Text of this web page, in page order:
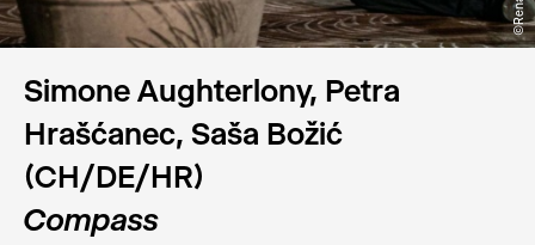
Simone Aughterlony, Petra
Hrašćanec, Saša Božić
(CH/DE/HR)
Compass